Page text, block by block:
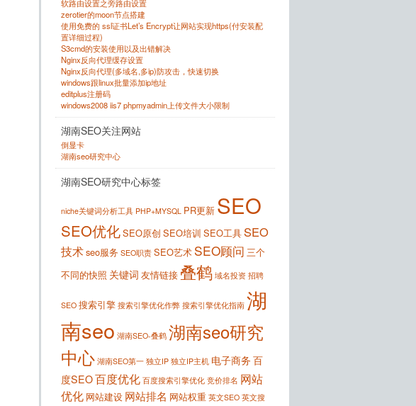
软路由设置之旁路由设置
zerotier的moon节点搭建
使用免费的 ssl证书Let’s Encrypt让网站实现https(付安装配
置详细过程)
S3cmd的安装使用以及出错解决
Nginx反向代理缓存设置
Nginx反向代理(多域名,多ip)防攻击，快速切换
windows跟linux批量添加ip地址
editplus注册码
windows2008 iis7 phpmyadmin上传文件大小限制
湖南SEO关注网站
倒显卡
湖南seo研究中心
湖南SEO研究中心标签
niche关键词分析工具 PHP+MYSQL PR更新 SEO
SEO优化SEO原创 SEO培训 SEO工具 SEO
技术seo服务 SEO职责 SEO艺术 SEO顾问 三个
不同的快照 关键词 友情链接 叠鹤 域名投资 招聘
SEO 搜索引擎 搜索引擎优化作弊 搜索引擎优化指南 湖
南seo 湖南SEO-叠鹤 湖南seo研究
中心 湖南SEO第一 独立IP 独立IP主机 电子商务 百
度SEO百度优化 百度搜索引擎优化 竞价排名 网站
优化 网站建设 网站排名 网站权重 英文SEO 英文搜